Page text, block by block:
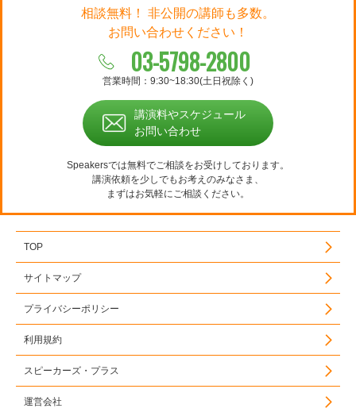
相談無料！ 非公開の講師も多数。
お問い合わせください！
03-5798-2800
営業時間：9:30~18:30(土日祝除く)
講演料やスケジュール
お問い合わせ
Speakersでは無料でご相談をお受けしております。
講演依頼を少しでもお考えのみなさま、
まずはお気軽にご相談ください。
TOP
サイトマップ
プライバシーポリシー
利用規約
スピーカーズ・プラス
運営会社